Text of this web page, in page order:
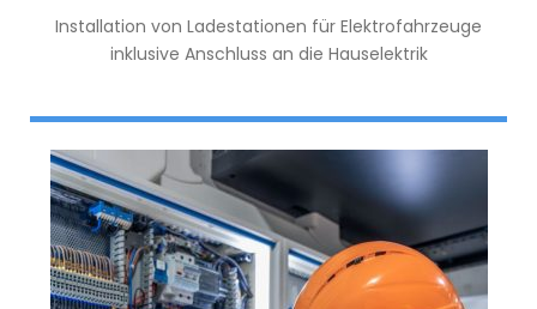
Installation von Ladestationen für Elektrofahrzeuge
inklusive Anschluss an die Hauselektrik